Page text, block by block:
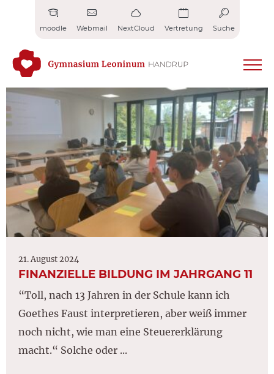
moodle Webmail NextCloud Vertretung Suche
21. August 2024
FINANZIELLE BILDUNG IM JAHRGANG 11
“Toll, nach 13 Jahren in der Schule kann ich
Goethes Faust interpretieren, aber weiß immer
noch nicht, wie man eine Steuererklärung
macht.“ Solche oder ...